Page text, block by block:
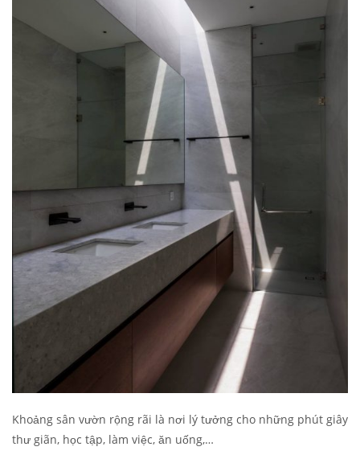
Khoảng sân vườn rộng rãi là nơi lý tưởng cho những phút giây
thư giãn, học tập, làm việc, ăn uống,…